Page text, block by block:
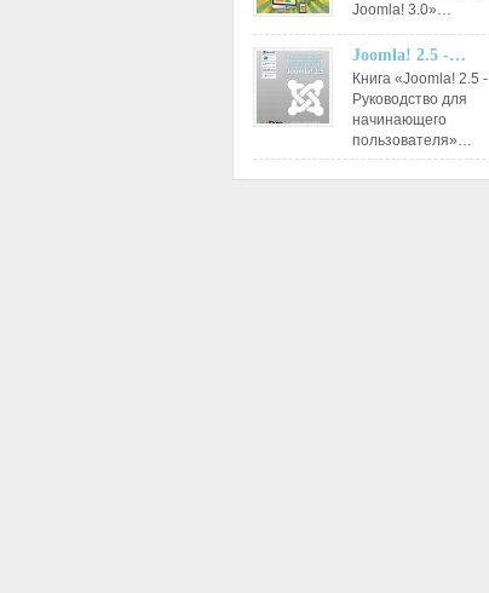
Joomla! 3.0»…
Joomla! 2.5 -…
Книга «Joomla! 2.5 -
Руководство для
начинающего
пользователя»…